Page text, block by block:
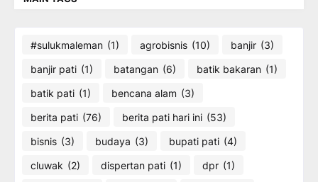
#sulukmaleman (1) agrobisnis (10) banjir (3)
banjir pati (1) batangan (6) batik bakaran (1)
batik pati (1) bencana alam (3)
berita pati (76) berita pati hari ini (53)
bisnis (3) budaya (3) bupati pati (4)
cluwak (2) dispertan pati (1) dpr (1)